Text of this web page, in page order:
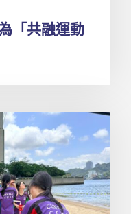
「共融運動